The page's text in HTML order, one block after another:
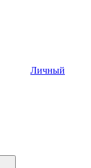
Личный